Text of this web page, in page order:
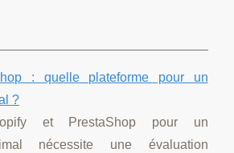
: quelle plateforme pour un
?
et PrestaShop pour un
nécessite une évaluation